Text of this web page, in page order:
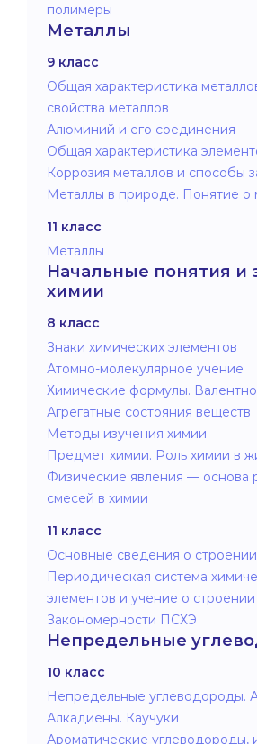
полимеры
Металлы
9 класс
Общая характеристика
свойства металлов
Алюминий и его соединения
Общая характеристика
Коррозия металлов и способы
Металлы в природе. Понятие о
11 класс
Металлы
Начальные понятия и
химии
8 класс
Знаки химических элементов
Атомно-молекулярное учение
Химические формулы.
Агрегатные состояния веществ
Методы изучения химии
Предмет химии. Роль химии в
Физические явления — основа
смесей в химии
11 класс
Основные сведения о
Периодическая система
элементов и учение о строении
Закономерности ПСХЭ
Непредельные
10 класс
Непредельные углеводороды.
Алкадиены. Каучуки
Ароматические углеводороды,